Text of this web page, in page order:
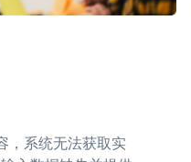
，系统无法获取实